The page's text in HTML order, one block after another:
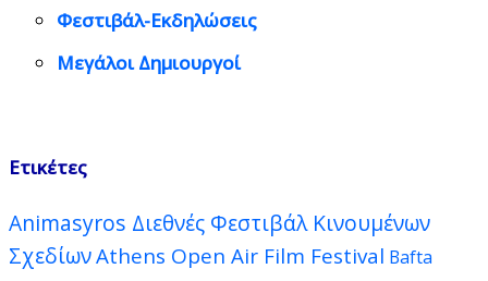
Φεστιβάλ-Εκδηλώσεις
Μεγάλοι Δημιουργοί
Ετικέτες
Animasyros Διεθνές Φεστιβάλ Κινουμένων
ΣχεδίωνAthens Open Air Film Festival Bafta